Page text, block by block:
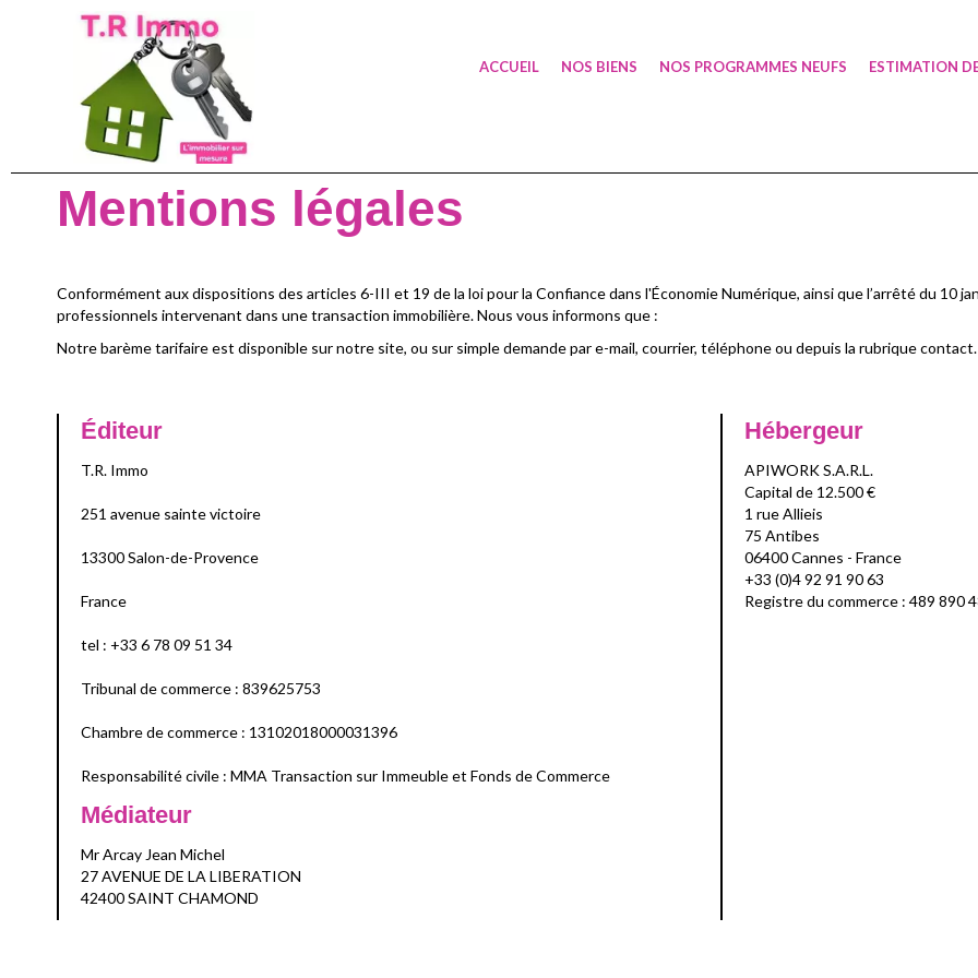
ACCUEIL NOS BIENS NOS PROGRAMMES NEUFS ESTIMATION
Mentions légales
Conformément aux dispositions des articles 6-III et 19 de la loi pour la Confiance dans l'Économie Numérique, ainsi que l’arrêté du 10
professionnels intervenant dans une transaction immobilière. Nous vous informons que :
Notre barème tarifaire est disponible sur notre site, ou sur simple demande par e-mail, courrier, téléphone ou depuis la rubrique contact.
Éditeur
T.R. Immo
251 avenue sainte victoire
13300 Salon-de-Provence
France
tel : +33 6 78 09 51 34
Tribunal de commerce : 839625753
Chambre de commerce : 13102018000031396
Responsabilité civile : MMA Transaction sur Immeuble et Fonds de Commerce
Médiateur
Mr Arcay Jean Michel
27 AVENUE DE LA LIBERATION
42400 SAINT CHAMOND
Hébergeur
APIWORK S.A.R.L.
Capital de 12.500 €
1 rue Allieis
75 Antibes
06400 Cannes - France
+33 (0)4 92 91 90 63
Registre du commerce : 489 890